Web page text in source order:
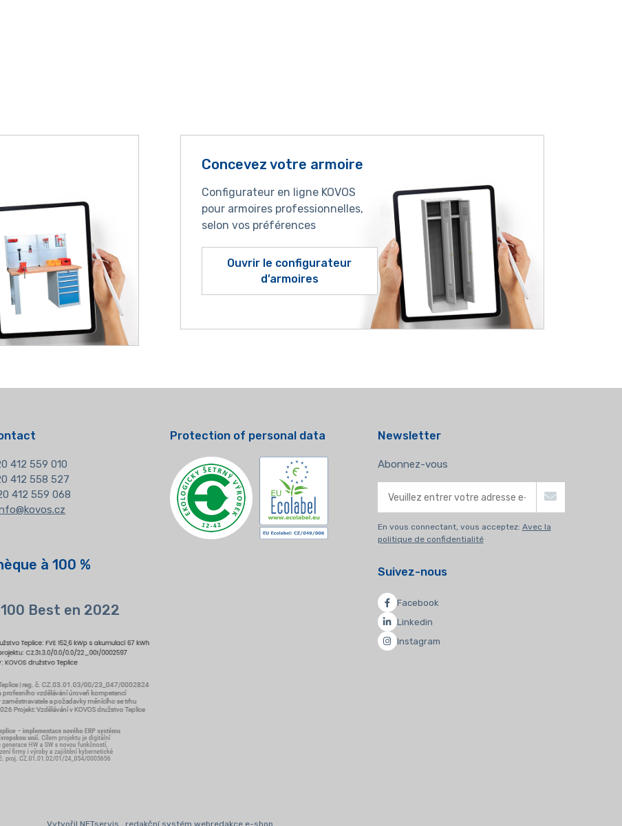
Concevez votre armoire
Configurateur en ligne KOVOS
pour armoires professionnelles,
selon vos préférences
Ouvrir le configurateur
d’armoires
412 559 010
412 558 527
412 559 068
à 100 %
Best en 2022
Protection of personal data Newsletter
Abonnez-vous
En vous connectant, vous acceptez: Avec la
politique de confidentialité
Suivez-nous
Facebook
Linkedin
Instagram
Vytvořil NETservis , redakční systém webredakce e-shop